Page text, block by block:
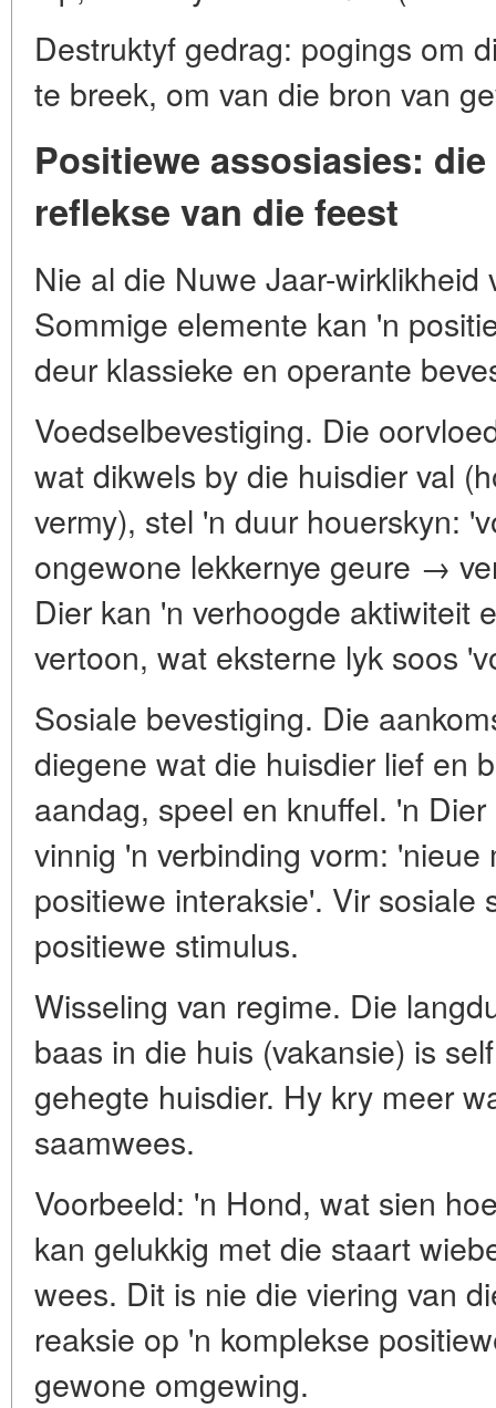
Destruktyf gedrag: pogings om
te breek, om van die bron van
Positiewe assosiasies:
reflekse van die feest
Nie al die Nuwe Jaar-
Sommige elemente kan 'n
deur klassieke en operante
Voedselbevestiging. Die
wat dikwels by die huisdier val
vermy), stel 'n duur houerskyn:
ongewone lekkernye geure →
Dier kan 'n verhoogde aktiwiteit
vertoon, wat eksterne lyk soos
Sosiale bevestiging. Die
diegene wat die huisdier lief en
aandag, speel en knuffel. 'n
vinnig 'n verbinding vorm:
positiewe interaksie'. Vir sosiale
positiewe stimulus.
Wisseling van regime. Die
baas in die huis (vakansie) is
gehegte huisdier. Hy kry meer
saamwees.
Voorbeeld: 'n Hond, wat sien
kan gelukkig met die staart
wees. Dit is nie die viering van
reaksie op 'n komplekse
gewone omgewing.